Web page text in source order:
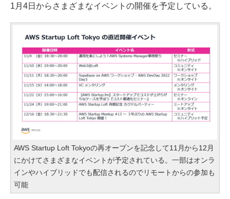
1月4日からさまざまなイベントの開催を予定している。
AWS Startup Loft Tokyoの再オープンを記念して11月から12月
にかけてさまざまなイベントが予定されている。一部はオンラ
インやハイブリッドでも配信されるのでリモートからの参加も
可能